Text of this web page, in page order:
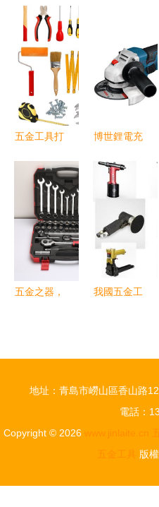
性到設計美
學的完美融
五金工具打
國制造業加
速崛起的基
石
博世鋰電充
五金工具的
革新力量
五金之器，
我國五金工
地址：青島市嶗山區香山路
電話：
Copyright © 2026 www.jinlaite.cn
五金工具
版